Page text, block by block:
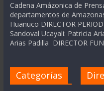
Cadena Amázonica de
departamentos de
Huanuco DIRECTOR
Sandoval Ucayali: Patricia
Arias Padilla DIRECTOR
Categorías